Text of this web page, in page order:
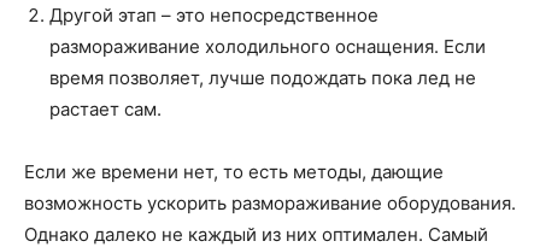
Другой этап – это непосредственное
размораживание холодильного оснащения. Если
время позволяет, лучше подождать пока лед не
растает сам.
Если же времени нет, то есть методы, дающие
возможность ускорить размораживание оборудования.
Однако далеко не каждый из них оптимален. Самый